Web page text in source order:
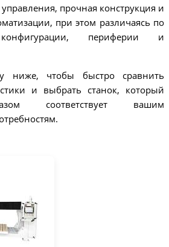
прочная конструкция и
при этом различаясь по
конфигурации, периферии и
ниже, чтобы быстро сравнить
и выбрать станок, который
соответствует вашим